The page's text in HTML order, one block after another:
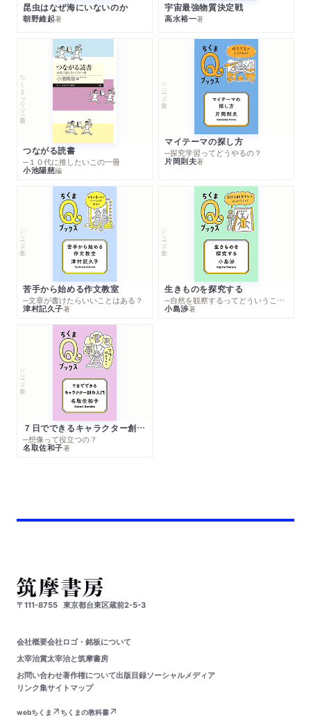
昆虫はなぜ海にいないのか
朝野維起著
宇宙最強物質決定戦
高水裕一著
ちくまプリマー新書
つながる読書
─１０代に推したいこの一冊
小池陽慈編
シリーズ・全集
マイテーマの探し方
─探究学習ってどうやるの？
片岡則夫著
シリーズ・全集
苦手から始める作文教室
─文章が書けたらいいことはある？
津村記久子著
シリーズ・全集
生きものを探究する
─自然を観察するってどういうこと？
小島渉著
シリーズ・全集
７日でできるキャラクター創作入門
─想像って役立つの？
名取佐和子著
〒111-8755 東京都台東区蔵前2-5-3
会社概要会社ロゴ・銘板について
太宰治賞太宰治と筑摩書房
お問い合わせ著作権について出版目録ソーシャルメディア
リンク集サイトマップ
webちくま
ちくまの教科書